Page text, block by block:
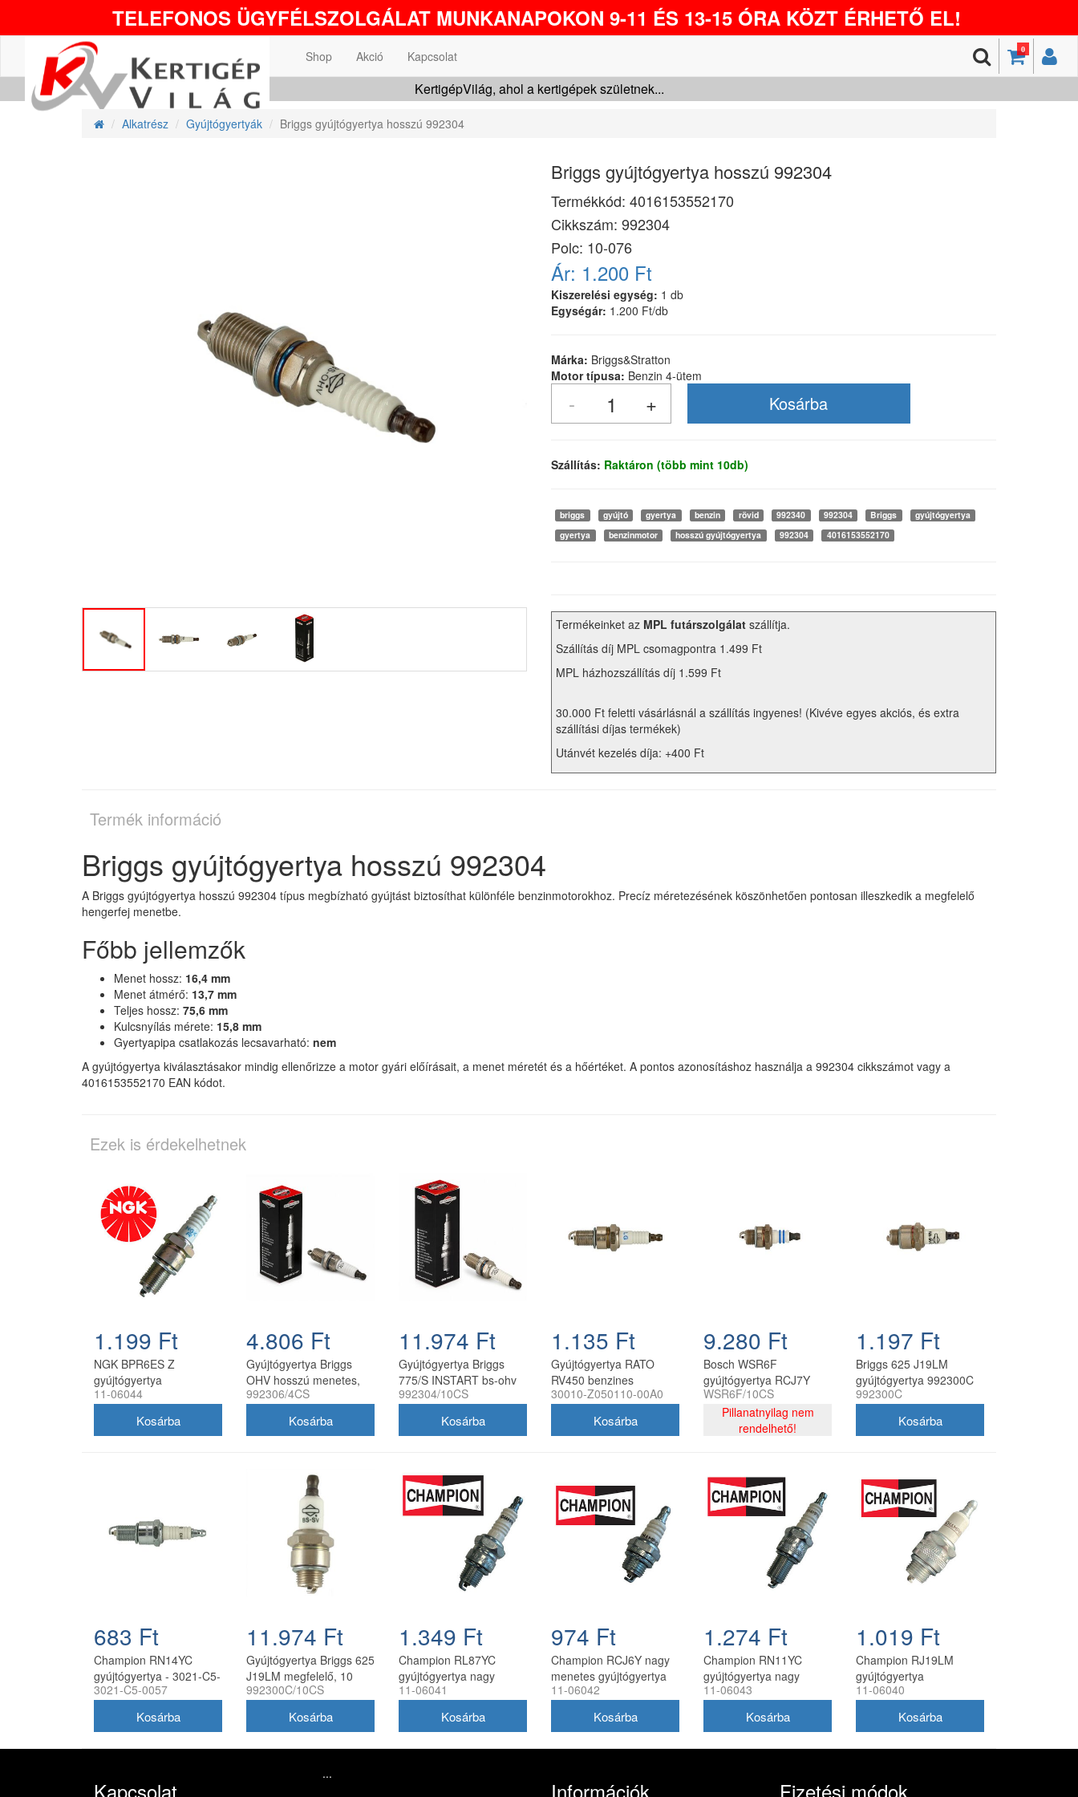
TELEFONOS ÜGYFÉLSZOLGÁLAT MUNKANAPOKON 9-11 ÉS 13-15 ÓRA KÖZT ÉRHETŐ EL!
0
Shop Akció Kapcsolat
KertigépVilág, ahol a kertigépek születnek...
Alkatrész Gyújtógyertyák Briggs gyújtógyertya hosszú 992304
Briggs gyújtógyertya hosszú 992304
Termékkód: 4016153552170
Cikkszám: 992304
Polc: 10-076
Ár: 1.200 Ft
Kiszerelési egység: 1 db
Egységár: 1.200 Ft/db
Márka: Briggs&Stratton
Motor típusa: Benzin 4-ütem
Szállítás: Raktáron (több mint 10db)
briggs gyújtó gyertya benzin rövid 992340 992304 Briggs
gyújtógyertya
gyertya
benzinmotor hosszú gyújtógyertya 992304 4016153552170
Termékeinket az MPL futárszolgálat szállítja.
Szállítás díj MPL csomagpontra 1.499 Ft
MPL házhozszállítás díj 1.599 Ft
30.000 Ft feletti vásárlásnál a szállítás ingyenes! (Kivéve egyes akciós, és extra
szállítási díjas termékek)
Utánvét kezelés díja: +400 Ft
Termék információ
Briggs gyújtógyertya hosszú 992304
A Briggs gyújtógyertya hosszú 992304 típus megbízható gyújtást biztosíthat különféle benzinmotorokhoz. Precíz méretezésének köszönhetően pontosan illeszkedik a megfelelő
hengerfej menetbe.
Főbb jellemzők
Menet hossz: 16,4 mm
Menet átmérő: 13,7 mm
Teljes hossz: 75,6 mm
Kulcsnyílás mérete: 15,8 mm
Gyertyapipa csatlakozás lecsavarható: nem
A gyújtógyertya kiválasztásakor mindig ellenőrizze a motor gyári előírásait, a menet méretét és a hőértéket. A pontos azonosításhoz használja a 992304 cikkszámot vagy a
4016153552170 EAN kódot.
Ezek is érdekelhetnek
1.199 Ft
NGK BPR6ES Z
gyújtógyertya
ellenállással Honda kis
11-06044
4.806 Ft
Gyújtógyertya Briggs
OHV hosszú menetes,
16 mm kulcsnyílással
992306/4CS
11.974 Ft
Gyújtógyertya Briggs
775/S INSTART bs-ohv
992304
992304/10CS
1.135 Ft
Gyújtógyertya RATO
RV450 benzines
motorhoz F7RTC
30010-Z050110-00A0
9.280 Ft
Bosch WSR6F
gyújtógyertya RCJ7Y
megfelelő - 10 db/doboz
WSR6F/10CS
Pillanatnyilag nem
rendelhető!
1.197 Ft
Briggs 625 J19LM
gyújtógyertya 992300C
992300C
683 Ft
Champion RN14YC
gyújtógyertya - 3021-C5-
0057
3021-C5-0057
11.974 Ft
Gyújtógyertya Briggs 625
J19LM megfelelő, 10
darabos
992300C/10CS
1.349 Ft
Champion RL87YC
gyújtógyertya nagy
menetes
11-06041
974 Ft
Champion RCJ6Y nagy
menetes gyújtógyertya
11-06042
11-06042
1.274 Ft
Champion RN11YC
gyújtógyertya nagy
menetes Honda GCV,
11-06043
1.019 Ft
Champion RJ19LM
gyújtógyertya
fűkaszához, nagy menet,
11-06040
Kapcsolat
...
Információk Fizetési módok